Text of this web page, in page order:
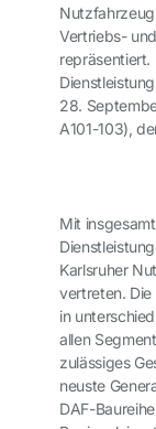
Vertriebs-
repräsentiert.
28.
A101-103),
Mit
Karlsruher
vertreten.
in
allen
zulässiges
neuste
DAF-